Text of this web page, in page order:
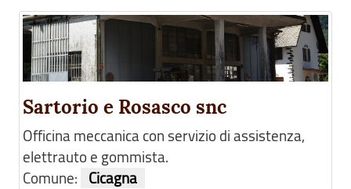
Sartorio e Rosasco snc
Officina meccanica con servizio di assistenza,
elettrauto e gommista.
Comune:
Cicagna